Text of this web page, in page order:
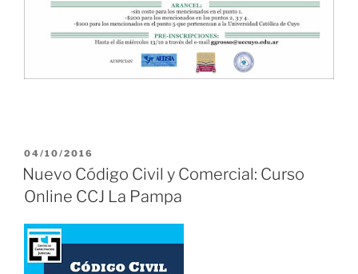
PUBLICADO
EL
04/10/2016
Nuevo Código Civil y Comercial: Curso
Online CCJ La Pampa